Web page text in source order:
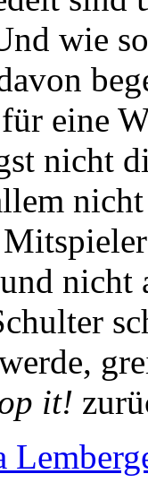
wie
eine
nicht
nicht
it!